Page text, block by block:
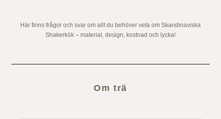
Här finns frågor och svar om allt du behöver veta om Skandinaviska
Shakerkök – material, design, kostnad och lycka!
Om trä